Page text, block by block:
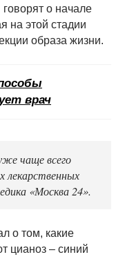
о начале
на этой стадии
образа жизни.
врач
чаще всего
лекарственных
«Москва 24».
о том, какие
цианоз – синий